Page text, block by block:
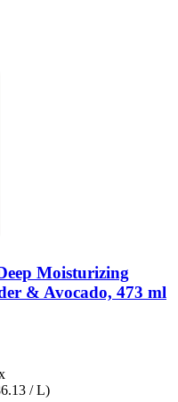
Moisturizing
& Avocado, 473 ml
/ L)